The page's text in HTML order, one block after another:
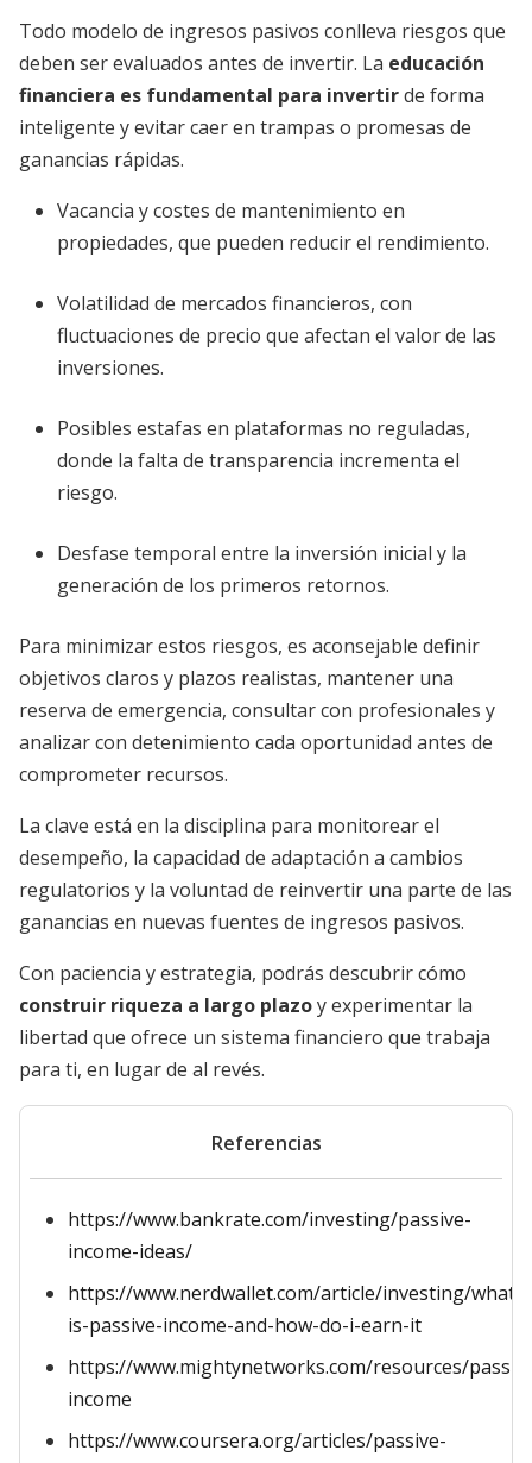
Todo modelo de ingresos pasivos conlleva riesgos que
deben ser evaluados antes de invertir. La educación
financiera es fundamental para invertirde forma
inteligente y evitar caer en trampas o promesas de
ganancias rápidas.
Vacancia y costes de mantenimiento en
propiedades, que pueden reducir el rendimiento.
Volatilidad de mercados financieros, con
fluctuaciones de precio que afectan el valor de las
inversiones.
Posibles estafas en plataformas no reguladas,
donde la falta de transparencia incrementa el
riesgo.
Desfase temporal entre la inversión inicial y la
generación de los primeros retornos.
Para minimizar estos riesgos, es aconsejable definir
objetivos claros y plazos realistas, mantener una
reserva de emergencia, consultar con profesionales y
analizar con detenimiento cada oportunidad antes de
comprometer recursos.
La clave está en la disciplina para monitorear el
desempeño, la capacidad de adaptación a cambios
regulatorios y la voluntad de reinvertir una parte de las
ganancias en nuevas fuentes de ingresos pasivos.
Con paciencia y estrategia, podrás descubrir cómo
construir riqueza a largo plazoy experimentar la
libertad que ofrece un sistema financiero que trabaja
para ti, en lugar de al revés.
Referencias
https://www.bankrate.com/investing/passive-
income-ideas/
https://www.nerdwallet.com/article/investing/what-
is-passive-income-and-how-do-i-earn-it
https://www.mightynetworks.com/resources/
income
https://www.coursera.org/articles/passive-